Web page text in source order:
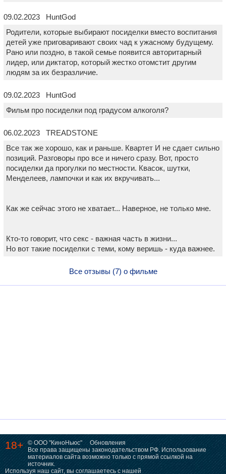
09.02.2023 HuntGod
Родители, которые выбирают посиделки вместо воспитания
детей уже приговаривают своих чад к ужасному будущему.
Рано или поздно, в такой семье появится авторитарный
лидер, или диктатор, который жестко отомстит другим
людям за их безразличие.
09.02.2023 HuntGod
Фильм про посиделки под градусом алкоголя?
06.02.2023 TREADSTONE
Все так же хорошо, как и раньше. Квартет И не сдает сильно
позиций. Разговоры про все и ничего сразу. Вот, просто
посиделки да прогулки по местности. Квасок, шутки,
Менделеев, лампочки и как их вкручивать...
Как же сейчас этого не хватает... Наверное, не только мне.
Кто-то говорит, что секс - важная часть в жизни...
Но вот такие посиделки с теми, кому веришь - куда важнее.
Все отзывы (7) о фильме
18+ © ООО "КиноНьюс"
Обновления
Все права защищены законодательством РФ. Использование
материалов сайта возможно только с прямой ссылкой на
источник.
Используя наш сайт, вы соглашаетесь с нашей